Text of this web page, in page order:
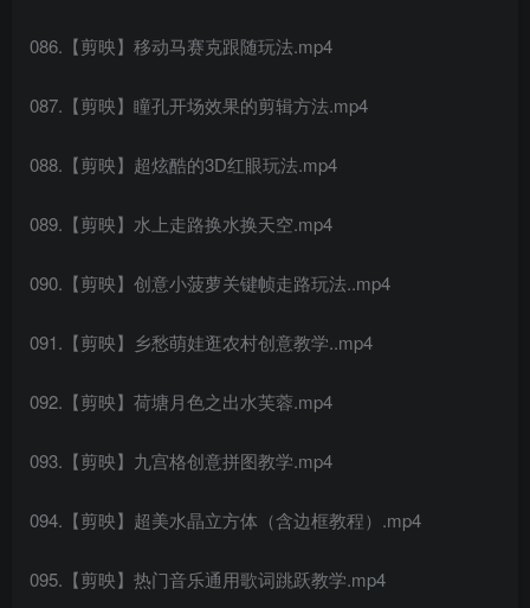
086.【剪映】移动马赛克跟随玩法.mp4
087.【剪映】瞳孔开场效果的剪辑方法.mp4
088.【剪映】超炫酷的3D红眼玩法.mp4
089.【剪映】水上走路换水换天空.mp4
090.【剪映】创意小菠萝关键帧走路玩法..mp4
091.【剪映】乡愁萌娃逛农村创意教学..mp4
092.【剪映】荷塘月色之出水芙蓉.mp4
093.【剪映】九宫格创意拼图教学.mp4
094.【剪映】超美水晶立方体（含边框教程）.mp4
095.【剪映】热门音乐通用歌词跳跃教学.mp4